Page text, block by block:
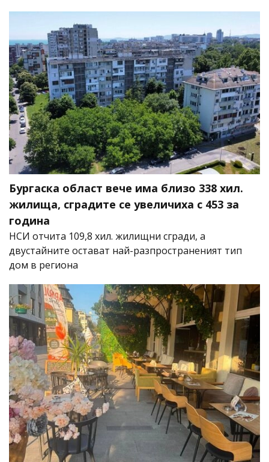
Бургаска област вече има близо 338 хил.
жилища, сградите се увеличиха с 453 за
година
НСИ отчита 109,8 хил. жилищни сгради, а
двустайните остават най-разпространеният тип
дом в региона